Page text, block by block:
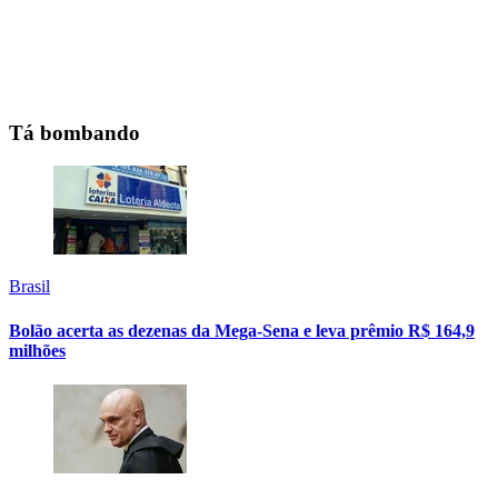
Tá bombando
Brasil
Bolão acerta as dezenas da Mega-Sena e leva prêmio R$ 164,9
milhões